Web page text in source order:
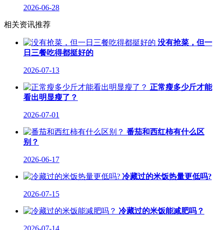
2026-06-28
相关资讯推荐
没有抢菜，但一
日三餐吃得都挺好的
2026-07-13
正常瘦多少斤才能
看出明显瘦了？
2026-07-01
番茄和西红柿有什么区
别？
2026-06-17
冷藏过的米饭热量更低吗?
2026-07-15
冷藏过的米饭能减肥吗？
2026-07-14